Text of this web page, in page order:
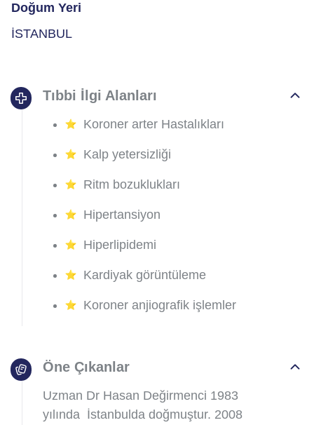
Doğum Yeri
İSTANBUL
Tıbbi İlgi Alanları
Koroner arter Hastalıkları
Kalp yetersizliği
Ritm bozuklukları
Hipertansiyon
Hiperlipidemi
Kardiyak görüntüleme
Koroner anjiografik işlemler
Öne Çıkanlar
Uzman Dr Hasan Değirmenci 1983
yılında İstanbulda doğmuştur. 2008